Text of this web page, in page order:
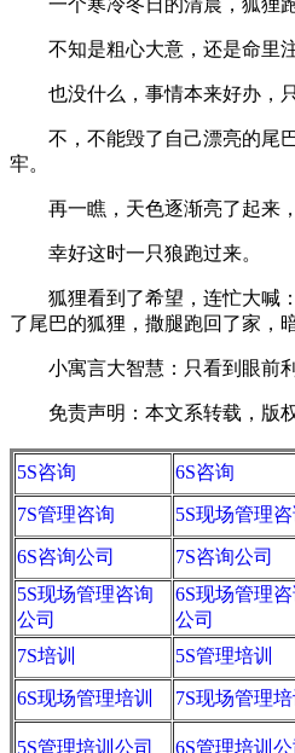
一个寒冷冬日的清晨，狐狸跑
不知是粗心大意，还是命里注
也没什么，事情本来好办，只
不，不能毁了自己漂亮的尾巴
牢。
再一瞧，天色逐渐亮了起来，
幸好这时一只狼跑过来。
狐狸看到了希望，连忙大喊：
了尾巴的狐狸，撒腿跑回了家，
小寓言大智慧：只看到眼前利
免责声明：本文系转载，版权
5S咨询 6S咨询
7S管理咨询 5S现场管理
6S咨询公司 7S咨询公司
5S现场管理咨询
公司
6S现场管理
公司
7S培训 5S管理培训
6S现场管理培训 7S现场管理培
5S管理培训公司 6S管理培训公